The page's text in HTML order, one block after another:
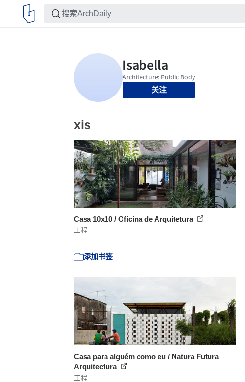
关注
xis
Casa 10x10 / Oficina de Arquitetura
工程
添加书签
Casa para alguém como eu / Natura Futura
Arquitectura
工程